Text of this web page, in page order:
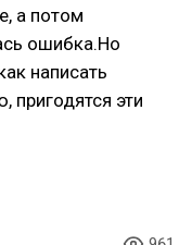
а потом
ошибка.Но
написать
пригодятся эти